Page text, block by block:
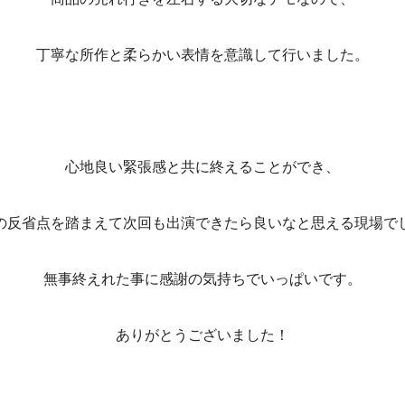
丁寧な所作と柔らかい表情を意識して行いました。
心地良い緊張感と共に終えることができ、
反省点を踏まえて次回も出演できたら良いなと思える現場で
無事終えれた事に感謝の気持ちでいっぱいです。
ありがとうございました！